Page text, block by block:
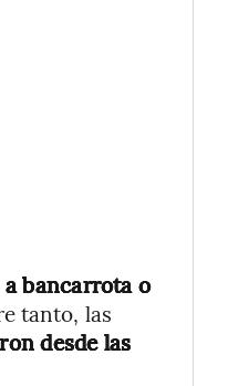
bancarrota o
tanto, las
desde las